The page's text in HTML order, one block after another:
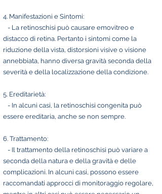
4. Manifestazioni e Sintomi:
- La retinoschisi può causare emovitreo e
distacco di retina. Pertanto i sintomi come la
riduzione della vista, distorsioni visive o visione
annebbiata, hanno diversa gravità seconda della
severità e della localizzazione della condizione.
5. Ereditarietà:
- In alcuni casi, la retinoschisi congenita può
essere ereditaria, anche se non sempre.
6. Trattamento:
- Il trattamento della retinoschisi può variare a
seconda della natura e della gravità e delle
complicazioni. In alcuni casi, possono essere
raccomandati approcci di monitoraggio regolare,